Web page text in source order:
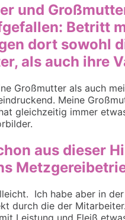
und
Betritt
dort sowohl
als auch ihre
Großmutter als auch
Meine
gleichzeitig immer
aus dieser
Ich habe aber in
durch die der
Leistung und Fleiß